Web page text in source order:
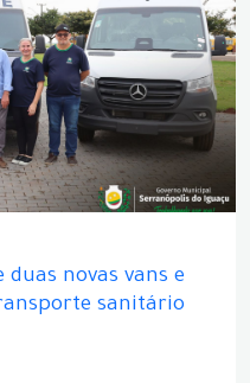
novas vans e
sanitário